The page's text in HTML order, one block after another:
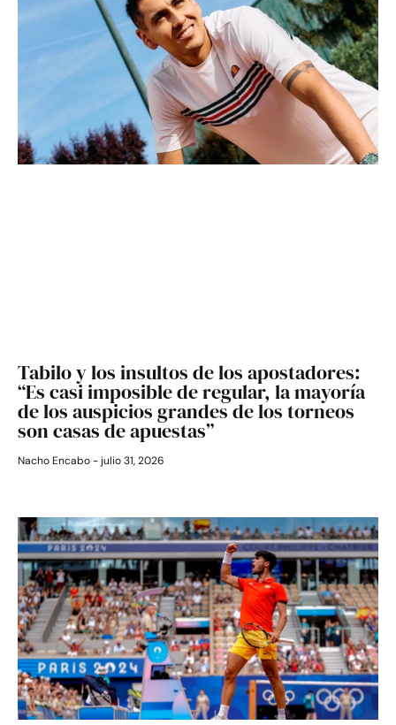
Tabilo y los insultos de los apostadores:
“Es casi imposible de regular, la mayoría
de los auspicios grandes de los torneos
son casas de apuestas”
Nacho Encabo julio 31, 2026